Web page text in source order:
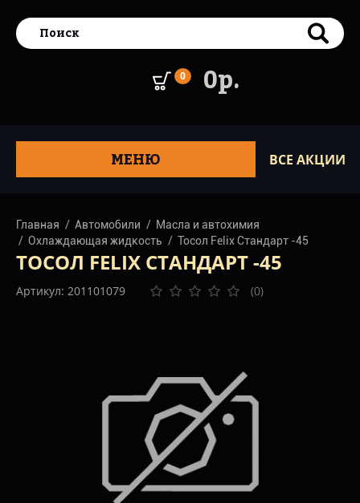
0 0р.
МЕНЮ ВСЕ АКЦИИ
Главная Автомобили
Масла и автохимия
Охлаждающая жидкость
Тосол Felix Стандарт -45
ТОСОЛ FELIX СТАНДАРТ -45
Артикул: 201101079 (0)